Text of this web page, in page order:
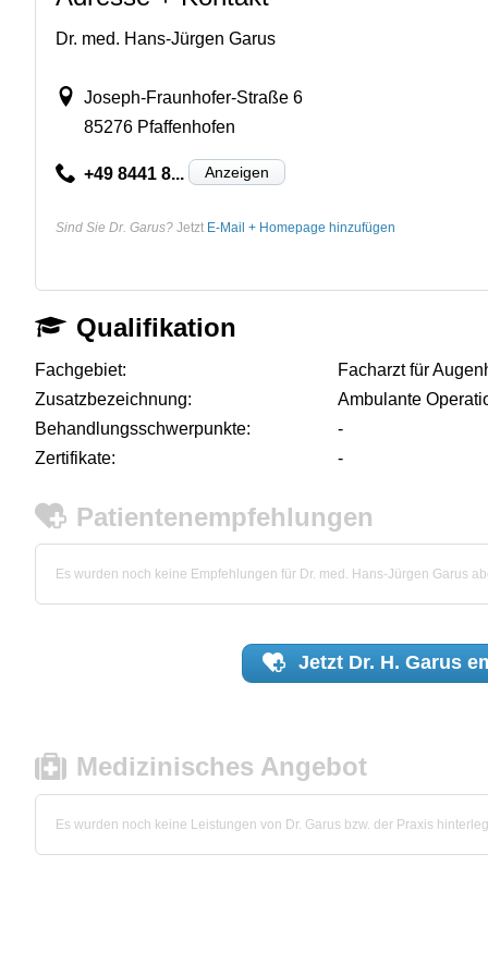
Dr. med. Hans-Jürgen Garus
Joseph-Fraunhofer-Straße 6
85276 Pfaffenhofen
+49 8441 8... Anzeigen
Sind Sie Dr. Garus? Jetzt E-Mail + Homepage hinzufügen
Qualifikation
Fachgebiet:
Facharzt für
Zusatzbezeichnung:
Ambulante
Behandlungsschwerpunkte:
-
Zertifikate:
-
Patientenempfehlungen
Es wurden noch keine Empfehlungen für Dr. med. Hans-Jürgen Garus
Jetzt Dr. H. Garus
Medizinisches Angebot
Es wurden noch keine Leistungen von Dr. Garus bzw. der Praxis